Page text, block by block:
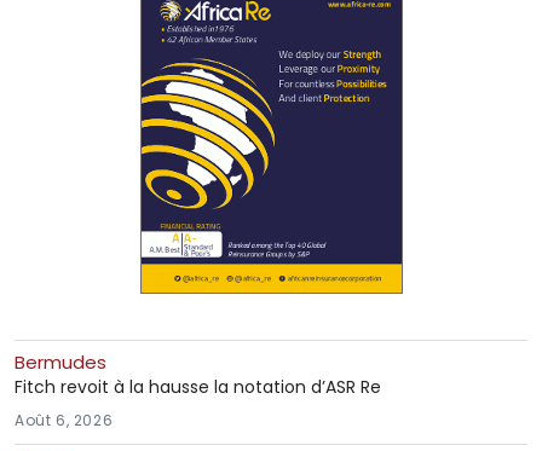
Bermudes
Fitch revoit à la hausse la notation d’ASR Re
Août 6, 2026